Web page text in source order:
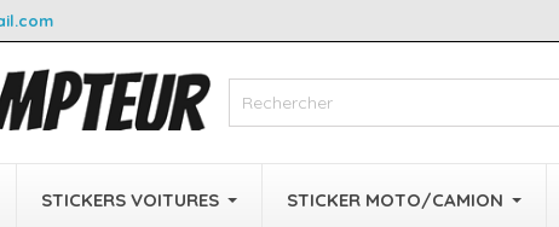
STICKERS VOITURES STICKER MOTO/CAMION